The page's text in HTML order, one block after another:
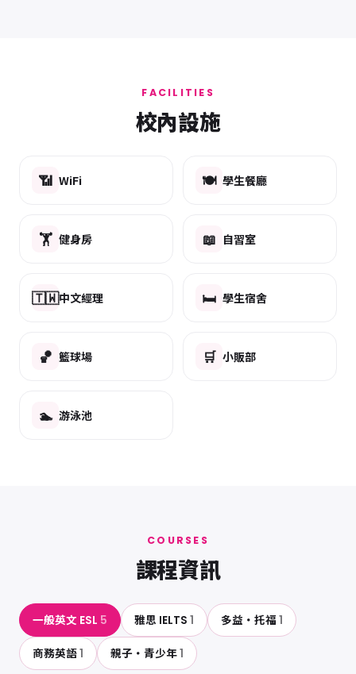
FACILITIES
校內設施
📶 WiFi 🍽️ 學生餐廳
🏋️ 健身房 📖 自習室
🇹🇼中文經理 🛏️ 學生宿舍
🏀 籃球場 🛒 小販部
🏊 游泳池
COURSES
課程資訊
一般英文 ESL 5 雅思 IELTS 1 多益・托福 1
商務英語1 親子・青少年1